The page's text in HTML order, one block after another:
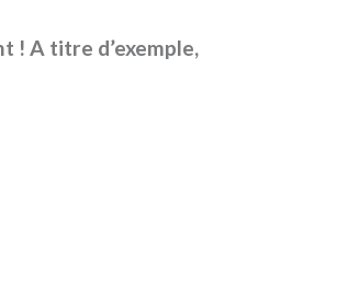
! A titre d’exemple,